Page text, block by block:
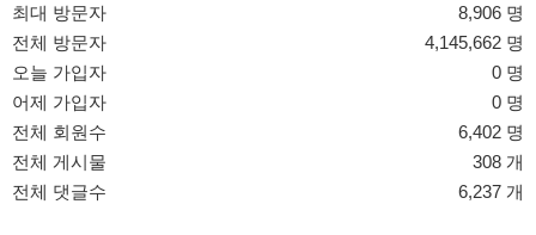
최대 방문자
8,906 명
전체 방문자
4,145,662 명
오늘 가입자
0 명
어제 가입자
0 명
전체 회원수
6,402 명
전체 게시물
308 개
전체 댓글수
6,237 개